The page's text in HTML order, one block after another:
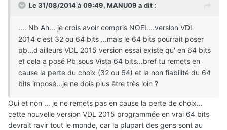
Le 31/08/2014 à 09:49, MANU09 a dit :
.... Nb Ah... je crois avoir compris NOEL...version VDL
2014 c'est 32 ou 64 bits ...mais le 64 bits pourrait poser
pb...d'ailleurs VDL 2015 version essai existe qu' en 64 bits
et cela a posé Pb sous Vista 64 bits...bref tu remets en
cause la perte du choix (32 ou 64) et la non fiabilité du 64
bits imposé...je ne dois plus être très loin ?
Oui et non ... je ne remets pas en cause la perte de choix...
cette nouvelle version VDL 2015 programmée en vrai 64 bits
devrait ravir tout le monde, car la plupart des gens sont au